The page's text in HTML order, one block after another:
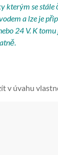
kterým se
a lze je
24 V. K
v úvahu